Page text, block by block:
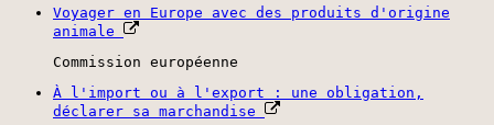
Voyager en Europe avec des produits d'origine
animale
Commission européenne
À l'import ou à l'export : une obligation,
déclarer sa marchandise